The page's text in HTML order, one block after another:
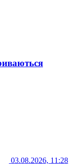
03.08.2026, 11:28